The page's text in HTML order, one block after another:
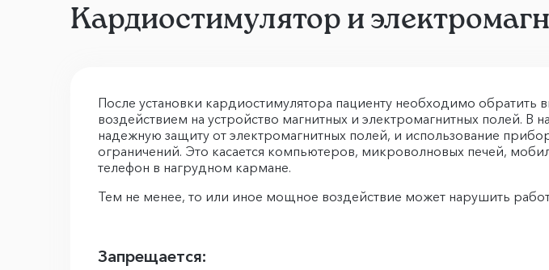
Кардиостимулятор и
После установки кардиостимулятора пациенту необходимо
воздействием на устройство магнитных и электромагнитных полей.
надежную защиту от электромагнитных полей, и использование
ограничений. Это касается компьютеров, микроволновых печей,
телефон в нагрудном кармане.
Тем не менее, то или иное мощное воздействие может нарушить
Запрещается: